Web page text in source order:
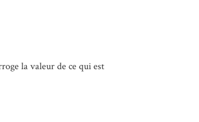
la valeur de ce qui est